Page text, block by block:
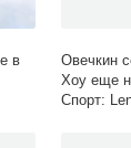
в
Овечкин
Хоу еще
Спорт: